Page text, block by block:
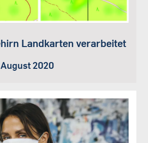
Landkarten verarbeitet
2020